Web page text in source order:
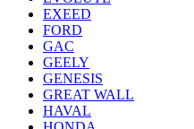
EXEED
FORD
GAC
GEELY
GENESIS
GREAT WALL
HAVAL